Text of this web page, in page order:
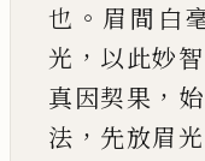
也 。 眉間白
光 ， 以此妙
真因契果 ，
法 ， 先放眉光